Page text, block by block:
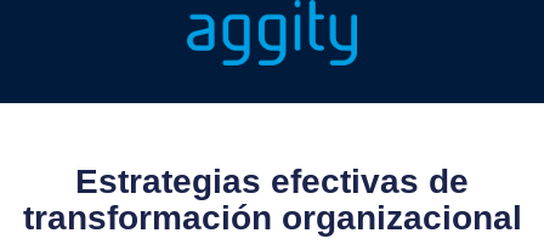
Estrategias efectivas de
transformación organizacional